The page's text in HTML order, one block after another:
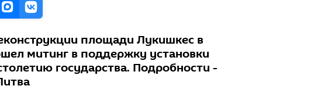
площади Лукишкес в
митинг в поддержку установки
государства. Подробности -